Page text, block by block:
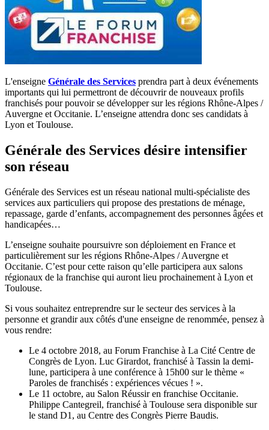
L'enseigne Générale des Services prendra part à deux événements
importants qui lui permettront de découvrir de nouveaux profils
franchisés pour pouvoir se développer sur les régions Rhône-Alpes /
Auvergne et Occitanie. L’enseigne attendra donc ses candidats à
Lyon et Toulouse.
Générale des Services désire intensifier
son réseau
Générale des Services est un réseau national multi-spécialiste des
services aux particuliers qui propose des prestations de ménage,
repassage, garde d’enfants, accompagnement des personnes âgées et
handicapées…
L’enseigne souhaite poursuivre son déploiement en France et
particulièrement sur les régions Rhône-Alpes / Auvergne et
Occitanie. C’est pour cette raison qu’elle participera aux salons
régionaux de la franchise qui auront lieu prochainement à Lyon et
Toulouse.
Si vous souhaitez entreprendre sur le secteur des services à la
personne et grandir aux côtés d'une enseigne de renommée, pensez à
vous rendre:
Le 4 octobre 2018, au Forum Franchise à La Cité Centre de
Congrès de Lyon. Luc Girardot, franchisé à Tassin la demi-
lune, participera à une conférence à 15h00 sur le thème «
Paroles de franchisés : expériences vécues ! ».
Le 11 octobre, au Salon Réussir en franchise Occitanie.
Philippe Cantegreil, franchisé à Toulouse sera disponible sur
le stand D1, au Centre des Congrès Pierre Baudis.